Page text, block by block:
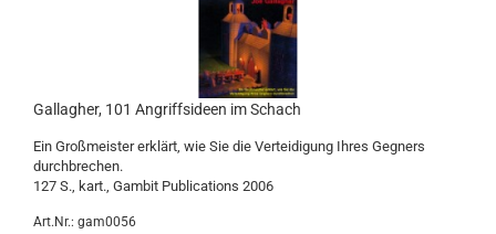
Gallagher, 101 Angriffsideen im Schach
Ein Großmeister erklärt, wie Sie die Verteidigung Ihres Gegners
durchbrechen.
127 S., kart., Gambit Publications 2006
Art.Nr.: gam0056